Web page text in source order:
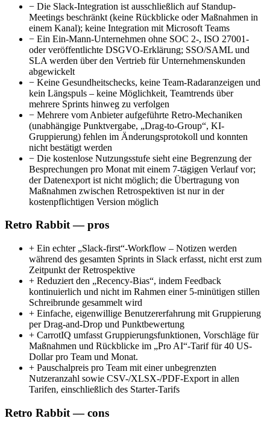
− Die Slack-Integration ist ausschließlich auf Standup-
Meetings beschränkt (keine Rückblicke oder Maßnahmen in
einem Kanal); keine Integration mit Microsoft Teams
− Ein Ein-Mann-Unternehmen ohne SOC 2-, ISO 27001-
oder veröffentlichte DSGVO-Erklärung; SSO/SAML und
SLA werden über den Vertrieb für Unternehmenskunden
abgewickelt
− Keine Gesundheitschecks, keine Team-Radaranzeigen und
kein Längspuls – keine Möglichkeit, Teamtrends über
mehrere Sprints hinweg zu verfolgen
− Mehrere vom Anbieter aufgeführte Retro-Mechaniken
(unabhängige Punktvergabe, „Drag-to-Group“, KI-
Gruppierung) fehlen im Änderungsprotokoll und konnten
nicht bestätigt werden
− Die kostenlose Nutzungsstufe sieht eine Begrenzung der
Besprechungen pro Monat mit einem 7-tägigen Verlauf vor;
der Datenexport ist nicht möglich; die Übertragung von
Maßnahmen zwischen Retrospektiven ist nur in der
kostenpflichtigen Version möglich
Retro Rabbit — pros
+ Ein echter „Slack-first“-Workflow – Notizen werden
während des gesamten Sprints in Slack erfasst, nicht erst zum
Zeitpunkt der Retrospektive
+ Reduziert den „Recency-Bias“, indem Feedback
kontinuierlich und nicht im Rahmen einer 5-minütigen stillen
Schreibrunde gesammelt wird
+ Einfache, eigenwillige Benutzererfahrung mit Gruppierung
per Drag-and-Drop und Punktbewertung
+ CarrotIQ umfasst Gruppierungsfunktionen, Vorschläge für
Maßnahmen und Rückblicke im „Pro AI“-Tarif für 40 US-
Dollar pro Team und Monat.
+ Pauschalpreis pro Team mit einer unbegrenzten
Nutzeranzahl sowie CSV-/XLSX-/PDF-Export in allen
Tarifen, einschließlich des Starter-Tarifs
Retro Rabbit — cons